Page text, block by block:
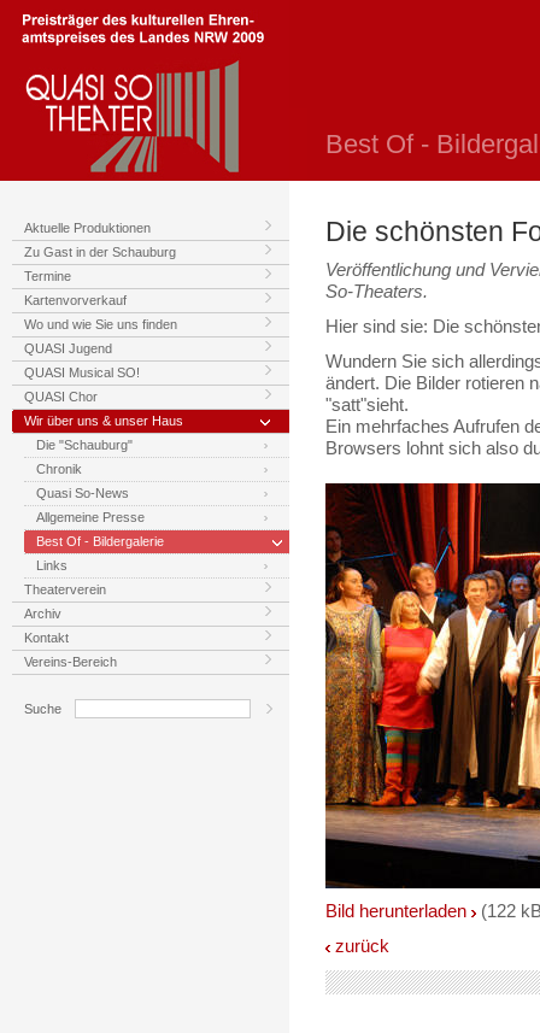
Best Of -
Aktuelle Produktionen
Zu Gast in der Schauburg
Termine
Kartenvorverkauf
Wo und wie Sie uns finden
QUASI Jugend
QUASI Musical SO!
QUASI Chor
Wir über uns & unser Haus
Die "Schauburg"
Chronik
Quasi So-News
Allgemeine Presse
Best Of - Bildergalerie
Links
Theaterverein
Archiv
Kontakt
Vereins-Bereich
Suche
Die schönsten
Veröffentlichung und
So-Theaters.
Hier sind sie: Die
Wundern Sie sich
ändert. Die Bilder rotieren
"satt"sieht.
Ein mehrfaches Aufrufen
Browsers lohnt sich also
Bild herunterladen
(122
zurück